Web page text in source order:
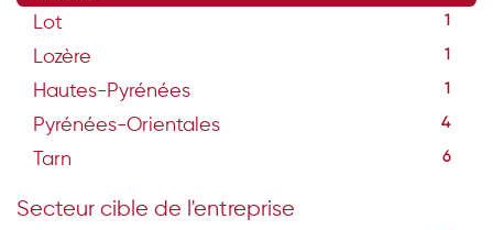
Lot 1
Lozère 1
Hautes-Pyrénées 1
Pyrénées-Orientales 4
Tarn 6
Secteur cible de l'entreprise